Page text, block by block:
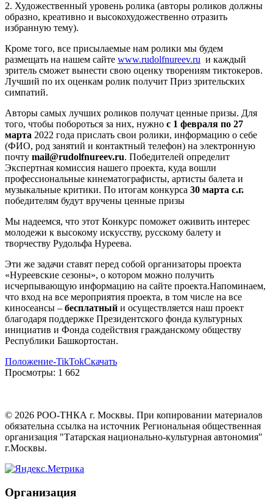
2. Художественный уровень ролика (авторы роликов должны
образно, креативно и высокохудожественно отразить
избранную тему).
Кроме того, все присылаемые нам ролики мы будем
размещать на нашем сайте www.rudolfnureev.ru и каждый
зритель сможет вынести свою оценку творениям тиктокеров.
Лучший по их оценкам ролик получит Приз зрительских
симпатий.
Авторы самых лучших роликов получат ценные призы. Для
того, чтобы побороться за них, нужно с 1 февраля по 27
марта 2022 года прислать свои ролики, информацию о себе
(ФИО, род занятий и контактный телефон) на электронную
почту mail@rudolfnureev.ru. Победителей определит
Экспертная комиссия нашего проекта, куда вошли
профессиональные кинематографисты, артисты балета и
музыкальные критики. По итогам конкурса 30 марта с.г.
победителям будут вручены ценные призы
Мы надеемся, что этот Конкурс поможет оживить интерес
молодежи к высокому искусству, русскому балету и
творчеству Рудольфа Нуреева.
Эти же задачи ставят перед собой организаторы проекта
«Нуреевские сезоны», о котором можно получить
исчерпывающую информацию на сайте проекта.Напоминаем,
что вход на все мероприятия проекта, в том числе на все
киносеансы – бесплатный и осуществляется наш проект
благодаря поддержке Президентского фонда культурных
инициатив и Фонда содействия гражданскому обществу
Республики Башкортостан.
Положение-TikTokСкачать
Просмотры: 1 662
© 2026 РОО-ТНКА г. Москвы. При копировании материалов
обязательна ссылка на источник Региональная общественная
организация "Татарская национально-культурная автономия"
г.Москвы.
Организация